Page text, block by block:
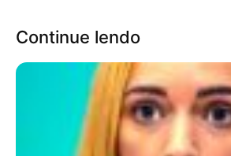
Continue lendo